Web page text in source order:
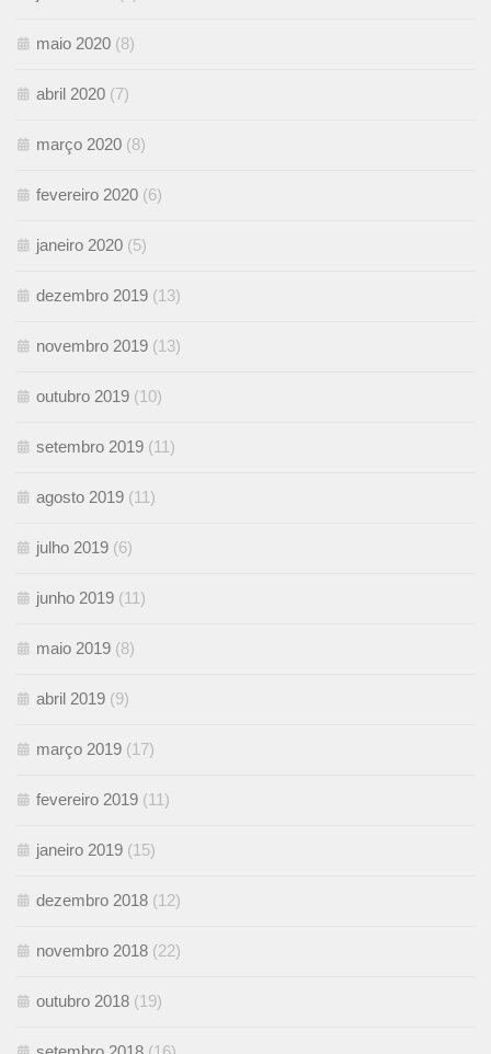
maio 2020 (8)
abril 2020 (7)
março 2020 (8)
fevereiro 2020 (6)
janeiro 2020 (5)
dezembro 2019 (13)
novembro 2019 (13)
outubro 2019 (10)
setembro 2019 (11)
agosto 2019 (11)
julho 2019 (6)
junho 2019 (11)
maio 2019 (8)
abril 2019 (9)
março 2019 (17)
fevereiro 2019 (11)
janeiro 2019 (15)
dezembro 2018 (12)
novembro 2018 (22)
outubro 2018 (19)